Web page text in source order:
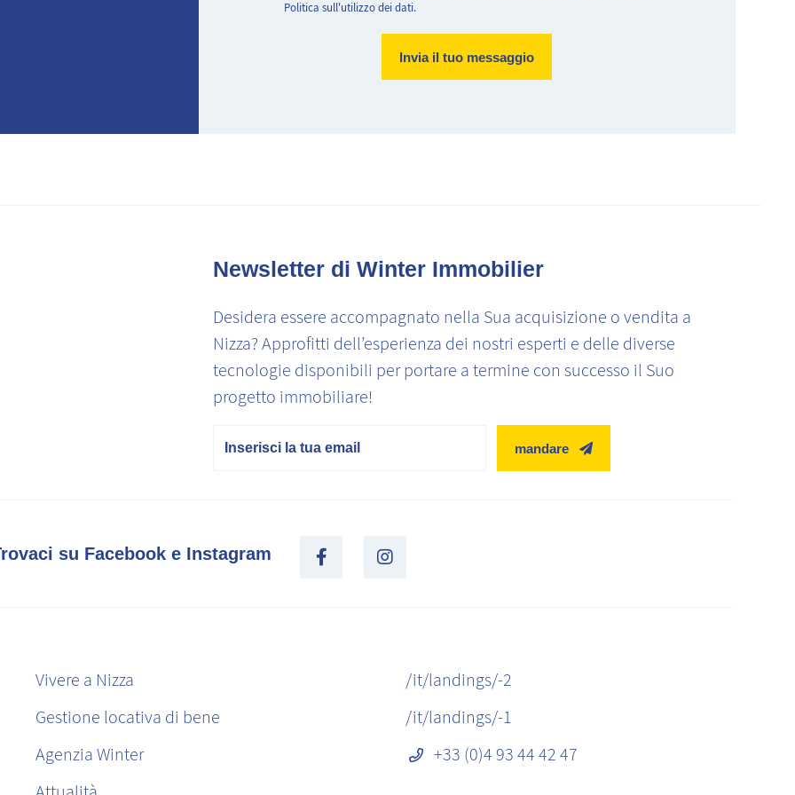
Politica sull'utilizzo dei dati.
Newsletter di Winter Immobilier
Desidera essere accompagnato nella Sua acquisizione o vendita a
Nizza? Approfitti dell’esperienza dei nostri esperti e delle diverse
tecnologie disponibili per portare a termine con successo il Suo
progetto immobiliare!
mandare
su Facebook e Instagram
Vivere a Nizza
Gestione locativa di bene
Agenzia Winter
/it/landings/-2
/it/landings/-1
+33 (0)4 93 44 42 47